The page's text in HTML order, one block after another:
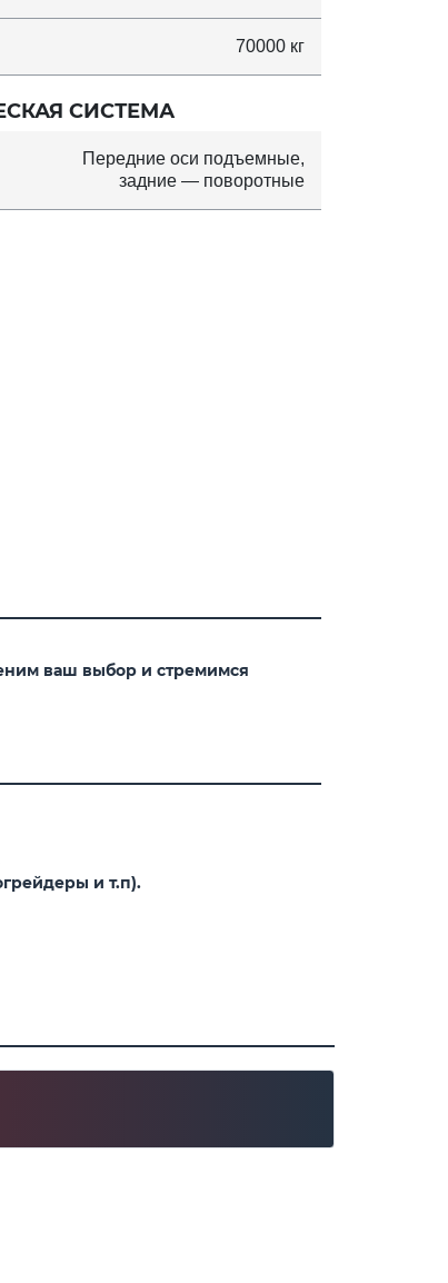
70000 кг
СИСТЕМА
Передние оси подъемные,
задние — поворотные
ваш выбор и стремимся
и т.п).